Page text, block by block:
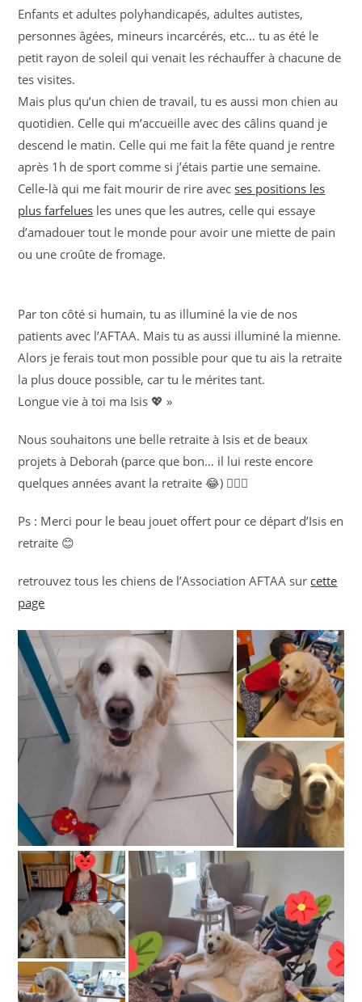
Enfants et adultes polyhandicapés, adultes autistes,
personnes âgées, mineurs incarcérés, etc… tu as été le
petit rayon de soleil qui venait les réchauffer à chacune de
tes visites.
Mais plus qu’un chien de travail, tu es aussi mon chien au
quotidien. Celle qui m’accueille avec des câlins quand je
descend le matin. Celle qui me fait la fête quand je rentre
après 1h de sport comme si j’étais partie une semaine.
Celle-là qui me fait mourir de rire avecses positions les
plus farfelues les unes que les autres, celle qui essaye
d’amadouer tout le monde pour avoir une miette de pain
ou une croûte de fromage.
Par ton côté si humain, tu as illuminé la vie de nos
patients avec l’AFTAA. Mais tu as aussi illuminé la mienne.
Alors je ferais tout mon possible pour que tu ais la retraite
la plus douce possible, car tu le mérites tant.
Longue vie à toi ma Isis 💖 »
Nous souhaitons une belle retraite à Isis et de beaux
projets à Deborah (parce que bon… il lui reste encore
quelques années avant la retraite 😂) 👍🏻😊
Ps : Merci pour le beau jouet offert pour ce départ d’Isis en
retraite 😊
retrouvez tous les chiens de l’Association AFTAA sur cette
page